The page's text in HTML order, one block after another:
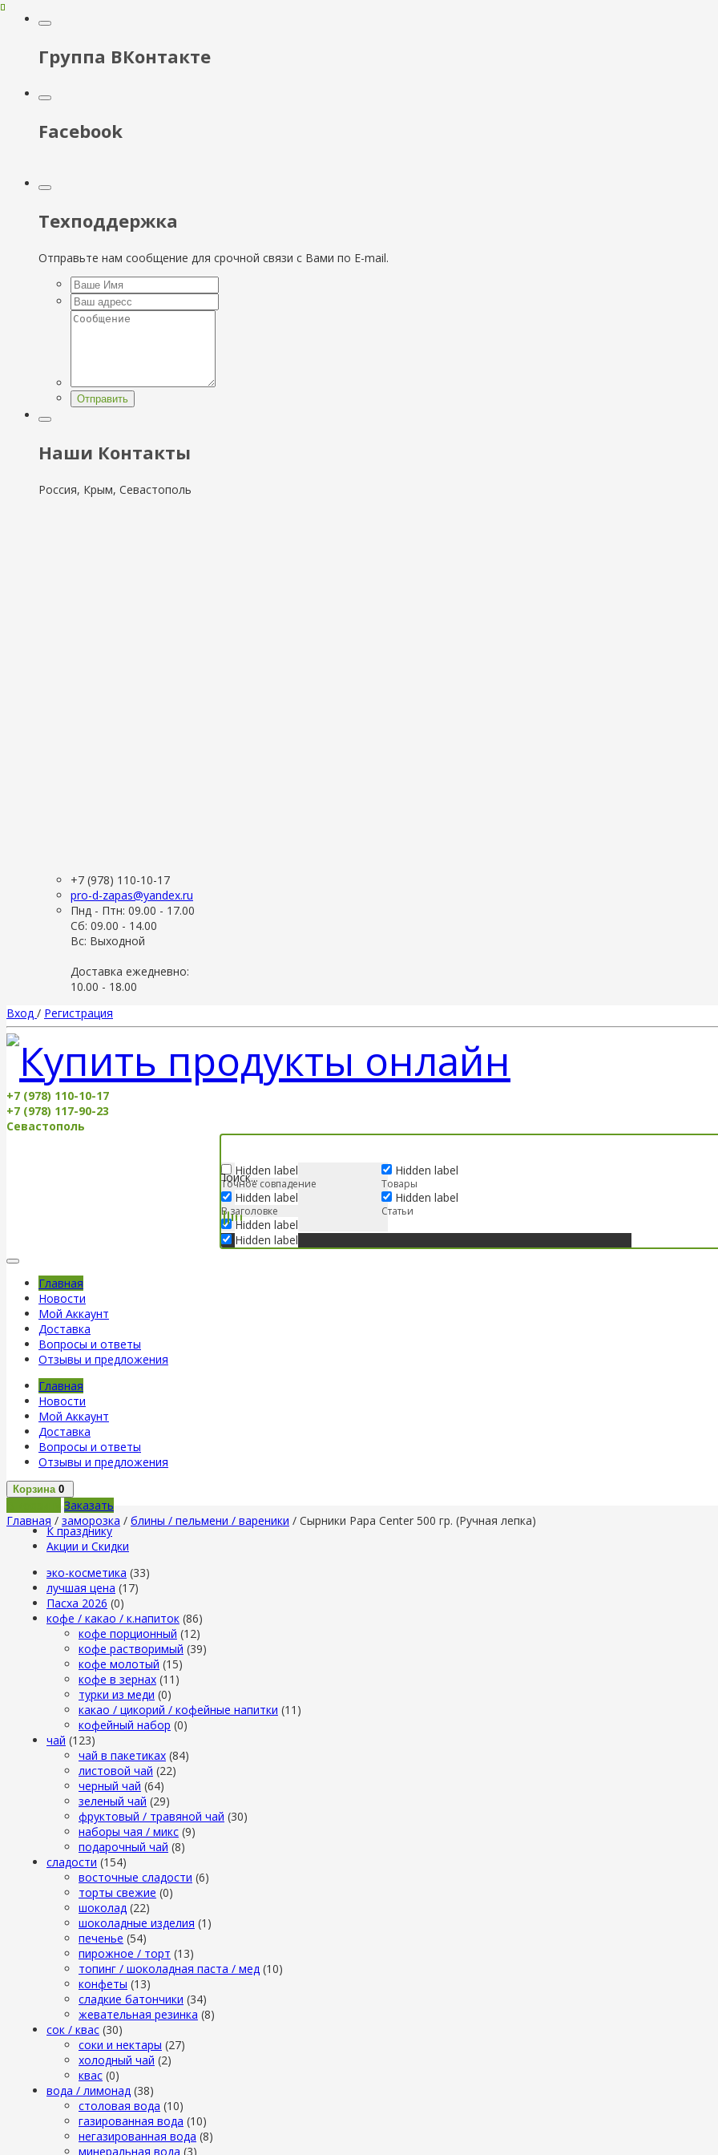
Группа ВКонтакте
Facebook
Техподдержка
Отправьте нам сообщение для срочной связи с Вами по E-mail.
Отправить
Наши Контакты
Россия, Крым, Севастополь
+7 (978) 110-10-17
pro-d-zapas@yandex.ru
Пнд - Птн: 09.00 - 17.00
Сб: 09.00 - 14.00
Вс: Выходной
Доставка ежедневно:
10.00 - 18.00
Вход / Регистрация
+7 (978) 110-10-17
+7 (978) 117-90-23
Севастополь
Hidden label
Точное совпадение
Hidden label
В заголовке
Hidden label
Hidden label
Hidden label
Товары
Hidden label
Статьи
Главная
Новости
Мой Аккаунт
Доставка
Вопросы и ответы
Отзывы и предложения
Главная
Новости
Мой Аккаунт
Доставка
Вопросы и ответы
Отзывы и предложения
Корзина 0
Заказать
Главная / заморозка / блины / пельмени / вареники / Сырники Papa Center 500 гр. (Ручная лепка)
К празднику
Акции и Скидки
эко-косметика (33)
лучшая цена (17)
Пасха 2026 (0)
кофе / какао / к.напиток (86)
кофе порционный (12)
кофе растворимый (39)
кофе молотый (15)
кофе в зернах (11)
турки из меди (0)
какао / цикорий / кофейные напитки (11)
кофейный набор (0)
чай (123)
чай в пакетиках (84)
листовой чай (22)
черный чай (64)
зеленый чай (29)
фруктовый / травяной чай (30)
наборы чая / микс (9)
подарочный чай (8)
сладости (154)
восточные сладости (6)
торты свежие (0)
шоколад (22)
шоколадные изделия (1)
печенье (54)
пирожное / торт (13)
топинг / шоколадная паста / мед (10)
конфеты (13)
сладкие батончики (34)
жевательная резинка (8)
сок / квас (30)
соки и нектары (27)
холодный чай (2)
квас (0)
вода / лимонад (38)
столовая вода (10)
газированная вода (10)
негазированная вода (8)
минеральная вода (3)